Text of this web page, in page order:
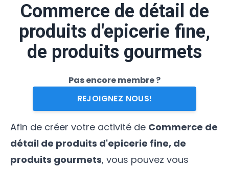
Commerce de détail de
produits d'epicerie fine,
de produits gourmets
Pas encore membre ?
REJOIGNEZ NOUS!
Afin de créer votre activité de Commerce de
détail de produits d'epicerie fine, de
produits gourmets, vous pouvez vous